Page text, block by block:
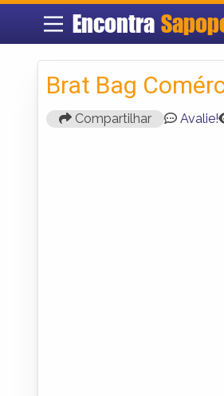
Encontra
Brat Bag
Compartilhar Avalie!